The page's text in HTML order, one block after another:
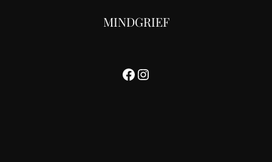
MINDGRIEF
Facebook
Instagram